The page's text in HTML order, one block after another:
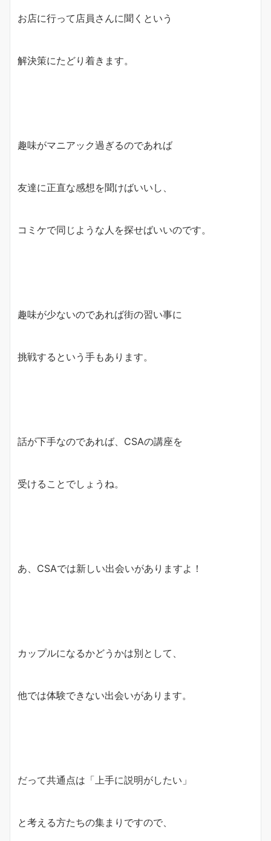
お店に行って店員さんに聞くという
解決策にたどり着きます。
趣味がマニアック過ぎるのであれば
友達に正直な感想を聞けばいいし、
コミケで同じような人を探せばいいのです。
趣味が少ないのであれば街の習い事に
挑戦するという手もあります。
話が下手なのであれば、CSAの講座を
受けることでしょうね。
あ、CSAでは新しい出会いがありますよ！
カップルになるかどうかは別として、
他では体験できない出会いがあります。
だって共通点は「上手に説明がしたい」
と考える方たちの集まりですので、